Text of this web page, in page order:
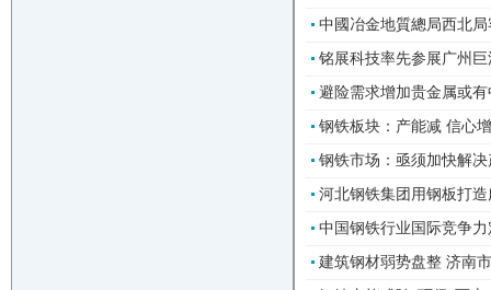
中國冶金地質總局西北
铭展科技率先参展广州
避险需求增加贵金属或
钢铁板块：产能减 信心
钢铁市场：亟须加快解
河北钢铁集团用钢板打
中国钢铁行业国际竞争
建筑钢材弱势盘整 济南